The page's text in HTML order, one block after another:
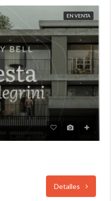
EN VENTA
Detalles